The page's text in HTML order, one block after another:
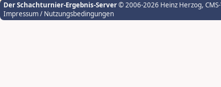
Der Schachturnier-Ergebnis-Server© 2006-2026 Heinz Herzog,
Impressum / Nutzungsbedingungen